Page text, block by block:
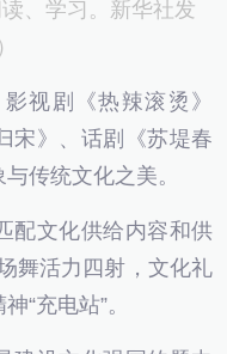
、学习。新华社发
剧《热辣滚烫》
宋》、话剧《苏堤春
传统文化之美。
文化供给内容和供
舞活力四射，文化礼
“充电站”。